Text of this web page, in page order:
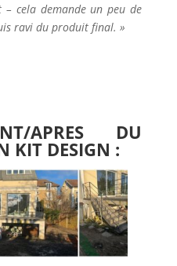
cela demande un peu de
ravi du produit final. »
APRES DU
KIT DESIGN :